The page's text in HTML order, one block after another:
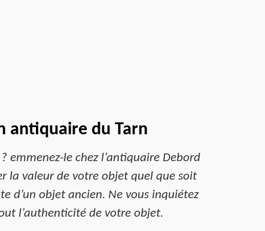
antiquaire du Tarn
emmenez-le chez l’antiquaire Debord
la valeur de votre objet quel que soit
d’un objet ancien. Ne vous inquiétez
l’authenticité de votre objet.